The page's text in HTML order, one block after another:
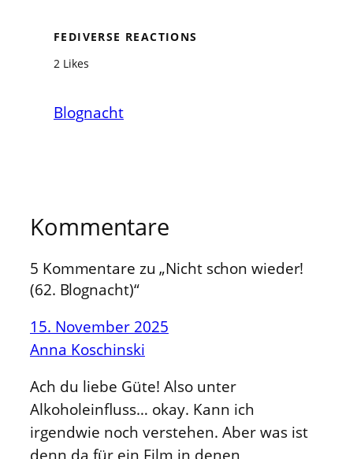
FEDIVERSE REACTIONS
2 Likes
Blognacht
Kommentare
5 Kommentare zu „Nicht schon wieder!
(62. Blognacht)“
15. November 2025
Anna Koschinski
Ach du liebe Güte! Also unter
Alkoholeinfluss… okay. Kann ich
irgendwie noch verstehen. Aber was ist
denn da für ein Film in denen